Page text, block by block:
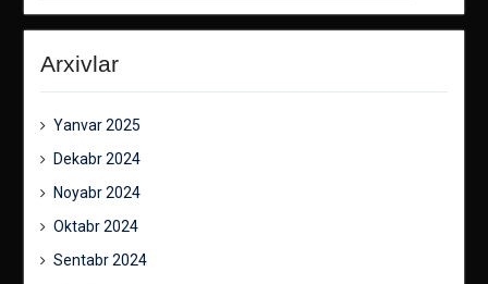
Arxivlar
Yanvar 2025
Dekabr 2024
Noyabr 2024
Oktabr 2024
Sentabr 2024